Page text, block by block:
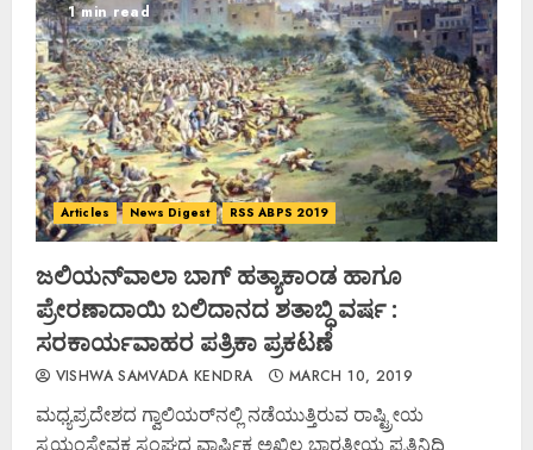
1 min read
Articles News Digest RSS ABPS 2019
ಜಲಿಯನ್‌ವಾಲಾ ಬಾಗ್ ಹತ್ಯಾಕಾಂಡ ಹಾಗೂ
ಪ್ರೇರಣಾದಾಯಿ ಬಲಿದಾನದ ಶತಾಬ್ಧಿ ವರ್ಷ :
ಸರಕಾರ್ಯವಾಹರ ಪತ್ರಿಕಾ ಪ್ರಕಟಣೆ
VISHWA SAMVADA KENDRA MARCH 10, 2019
ಮಧ್ಯಪ್ರದೇಶದ ಗ್ವಾಲಿಯರ್‌ನಲ್ಲಿ ನಡೆಯುತ್ತಿರುವ ರಾಷ್ಟ್ರೀಯ
ಸ್ವಯಂಸೇವಕ ಸಂಘದ ವಾರ್ಷಿಕ ಅಖಿಲ ಭಾರತೀಯ ಪ್ರತಿನಿಧಿ